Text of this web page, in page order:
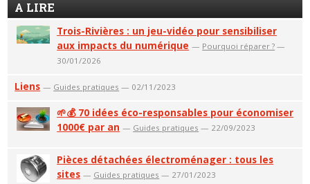
A LIRE
Trois-Rivières : un jeu-vidéo pour sensibiliser
aux impacts du numérique — Pourquoi réparer ? —
30/01/2026
Liens — Guides pratiques — 02/11/2023
🌱💰 70 idées éco-responsables pour économiser
1000€ par an — Guides pratiques — 22/09/2023
Pièces détachées électroménager : tous les
sites — Guides pratiques — 27/01/2023